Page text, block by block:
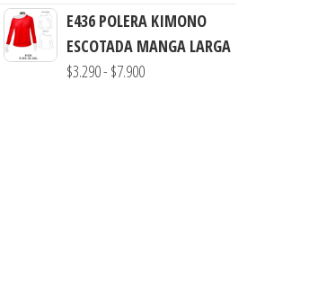
hasta
$7.900
de
precios:
desde
E436 POLERA KIMONO
ESCOTADA MANGA LARGA
$3.290- $7.900Rango